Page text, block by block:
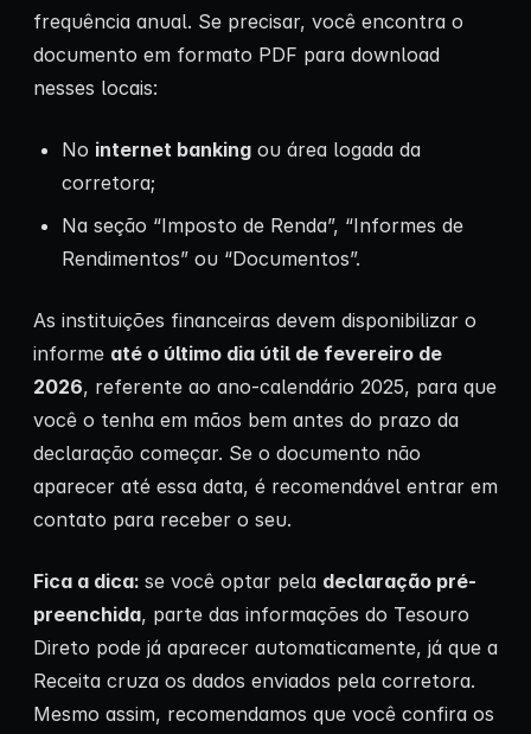
frequência anual. Se precisar, você encontra o
documento em formato PDF para download
nesses locais:
No internet banking ou área logada da
corretora;
Na seção “Imposto de Renda”, “Informes de
Rendimentos” ou “Documentos”.
As instituições financeiras devem disponibilizar o
informe até o último dia útil de fevereiro de
2026, referente ao ano-calendário 2025, para que
você o tenha em mãos bem antes do prazo da
declaração começar. Se o documento não
aparecer até essa data, é recomendável entrar em
contato para receber o seu.
Fica a dica: se você optar pela declaração pré-
preenchida, parte das informações do Tesouro
Direto pode já aparecer automaticamente, já que a
Receita cruza os dados enviados pela corretora.
Mesmo assim, recomendamos que você confira os